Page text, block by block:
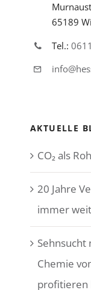
65189
Tel.:
AKTUELLE
CO₂ als
20 Jahre
immer
Sehnsucht
Chemie
profitieren